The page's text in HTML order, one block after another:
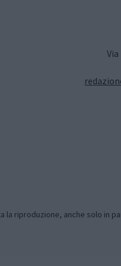
la riproduzione, anche solo in